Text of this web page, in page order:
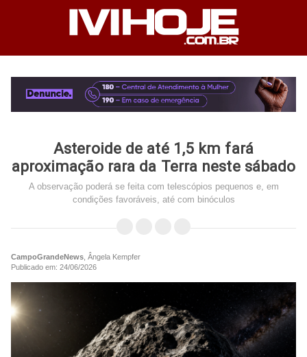
Asteroide de até 1,5 km fará
aproximação rara da Terra neste sábado
A observação poderá se feita com telescópios pequenos e, em
condições favoráveis, até com binóculos
CampoGrandeNews , Ângela Kempfer
Publicado em: 24/06/2026